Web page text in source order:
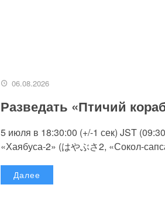
06.08.2026
Разведать «Птичий
5 июля в 18:30:00 (+/-1 сек) JST
«Хаябуса-2» (はやぶさ2, «Сокол-
Далее